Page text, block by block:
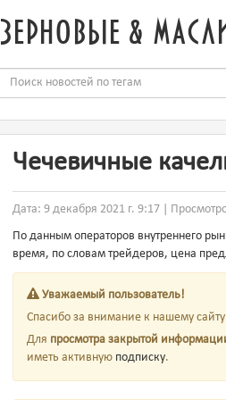
зерновые &
Чечевичные
Дата: 9 декабря 2021 г. 9:17 |
По данным операторов внутреннего
время, по словам трейдеров, цена
Уважаемый пользователь!
Спасибо за внимание к нашему
Для просмотра закрытой
иметь активную подписку.